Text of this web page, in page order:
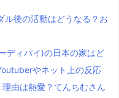
ル後の活動はどうなる？お
ディパイ)の日本の家はど
やネット上の反応
由は熱愛？てんちむさん